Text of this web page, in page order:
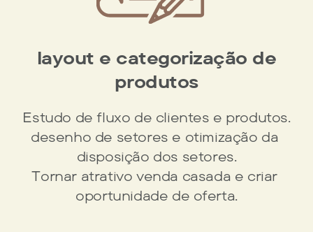
layout e categorização ​de
produtos
Estudo de fluxo de clientes e produtos.
desenho de setores e otimização da ​
disposição dos setores.
Tornar atrativo venda casada e criar ​
oportunidade de oferta.